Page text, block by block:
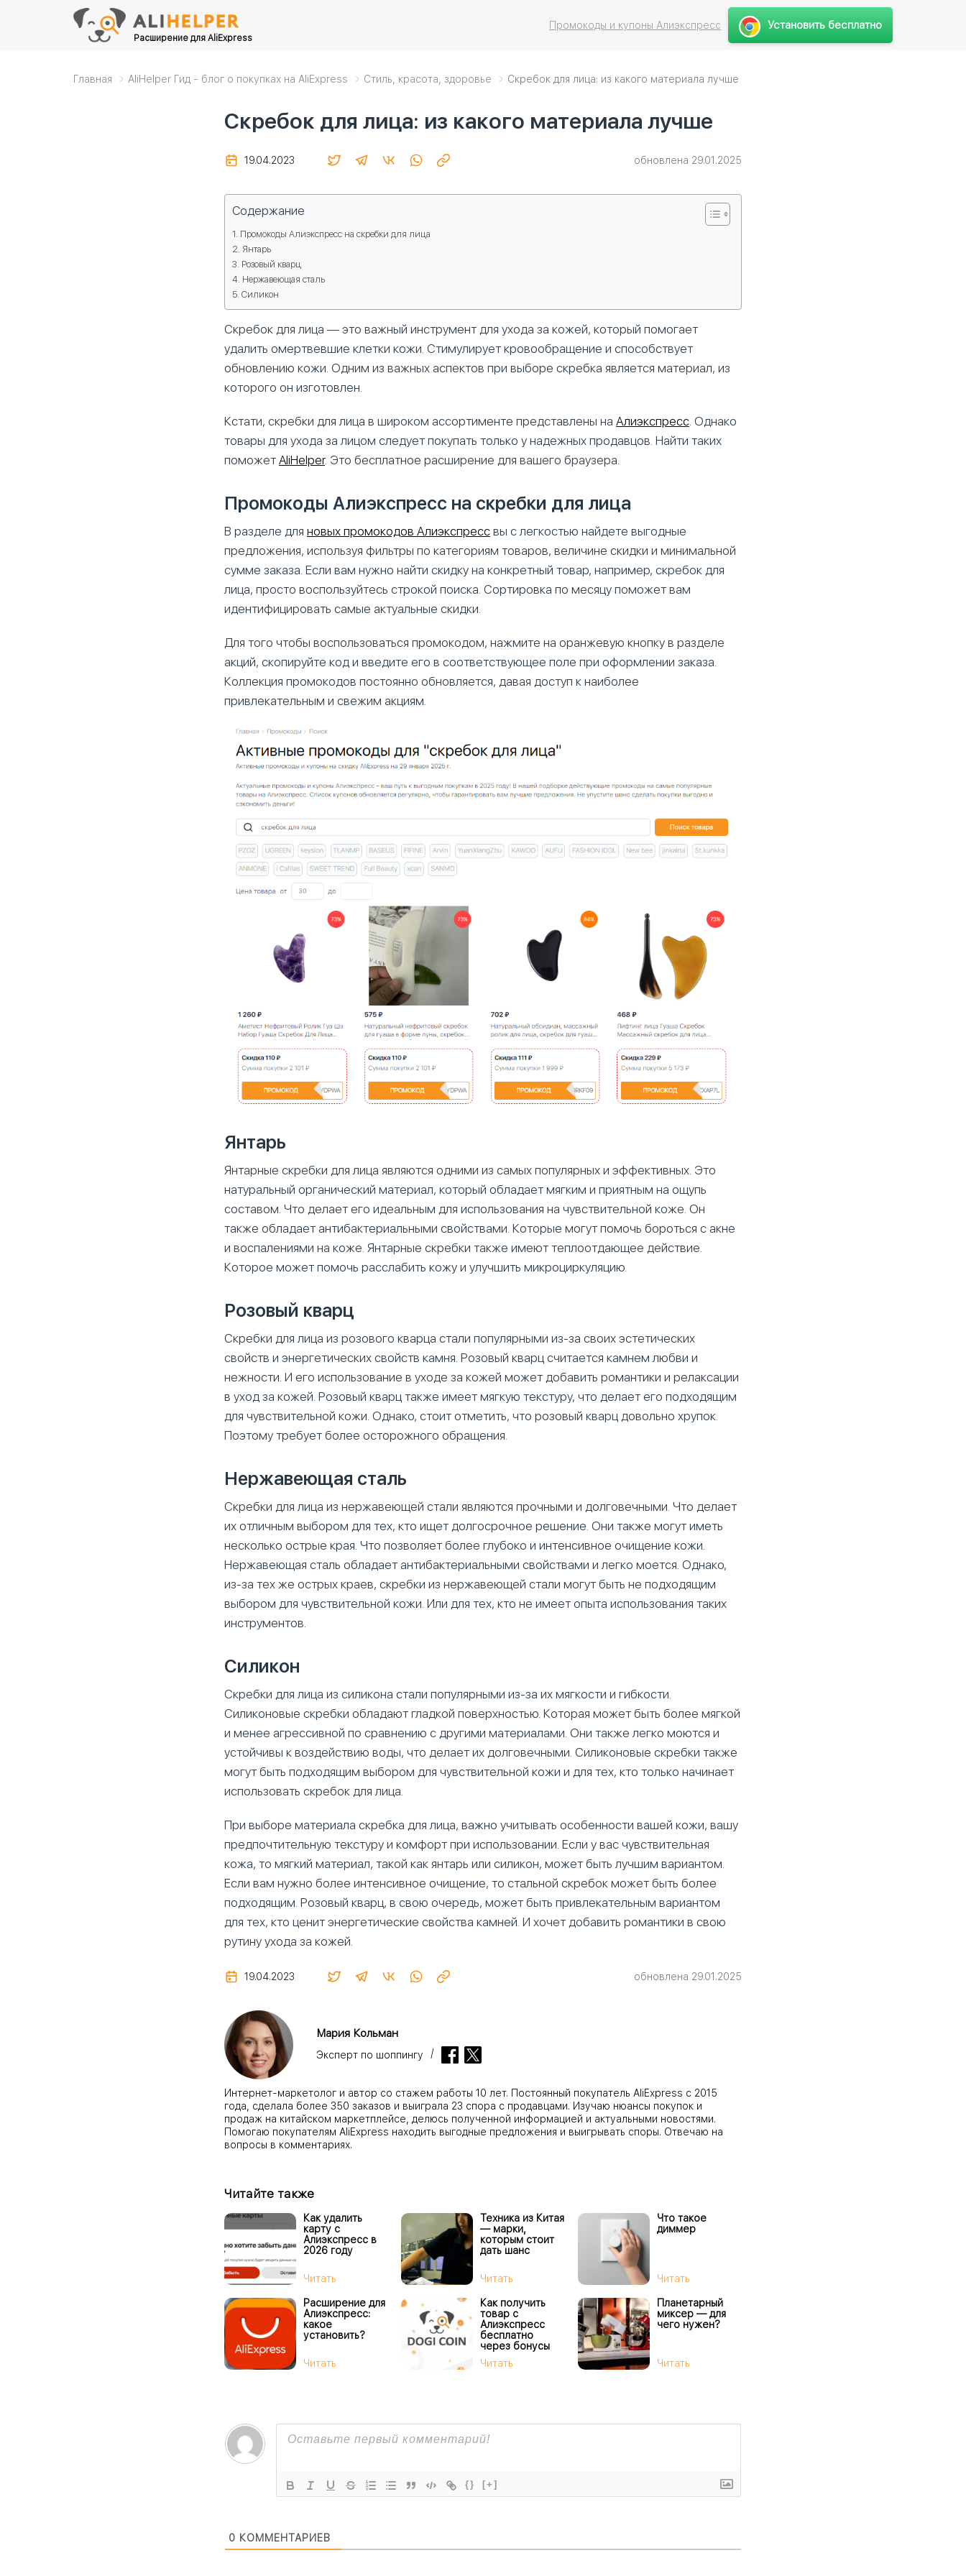
Расширение для AliExpress
Промокоды и купоны Алиэкспресс Установить бесплатно
Главная AliHelper Гид - блог о покупках на AliExpress Стиль, красота, здоровье Скребок для лица: из какого материала лучше
Скребок для лица: из какого материала лучше
19.04.2023 обновлена 29.01.2025
Содержание
Промокоды Алиэкспресс на скребки для лица
Янтарь
Розовый кварц
Нержавеющая сталь
Силикон
Скребок для лица — это важный инструмент для ухода за кожей, который помогает
удалить омертвевшие клетки кожи. Стимулирует кровообращение и способствует
обновлению кожи. Одним из важных аспектов при выборе скребка является материал, из
которого он изготовлен.
Кстати, скребки для лица в широком ассортименте представлены на Алиэкспресс . Однако
товары для ухода за лицом следует покупать только у надежных продавцов. Найти таких
поможет AliHelper. Это бесплатное расширение для вашего браузера.
Промокоды Алиэкспресс на скребки для лица
В разделе для новых промокодов Алиэкспресс вы с легкостью найдете выгодные
предложения, используя фильтры по категориям товаров, величине скидки и минимальной
сумме заказа. Если вам нужно найти скидку на конкретный товар, например, скребок для
лица, просто воспользуйтесь строкой поиска. Сортировка по месяцу поможет вам
идентифицировать самые актуальные скидки.
Для того чтобы воспользоваться промокодом, нажмите на оранжевую кнопку в разделе
акций, скопируйте код и введите его в соответствующее поле при оформлении заказа.
Коллекция промокодов постоянно обновляется, давая доступ к наиболее
привлекательным и свежим акциям.
Янтарь
Янтарные скребки для лица являются одними из самых популярных и эффективных. Это
натуральный органический материал, который обладает мягким и приятным на ощупь
составом. Что делает его идеальным для использования на чувствительной коже. Он
также обладает антибактериальными свойствами. Которые могут помочь бороться с акне
и воспалениями на коже. Янтарные скребки также имеют теплоотдающее действие.
Которое может помочь расслабить кожу и улучшить микроциркуляцию.
Розовый кварц
Скребки для лица из розового кварца стали популярными из-за своих эстетических
свойств и энергетических свойств камня. Розовый кварц считается камнем любви и
нежности. И его использование в уходе за кожей может добавить романтики и релаксации
в уход за кожей. Розовый кварц также имеет мягкую текстуру, что делает его подходящим
для чувствительной кожи. Однако, стоит отметить, что розовый кварц довольно хрупок.
Поэтому требует более осторожного обращения.
Нержавеющая сталь
Скребки для лица из нержавеющей стали являются прочными и долговечными. Что делает
их отличным выбором для тех, кто ищет долгосрочное решение. Они также могут иметь
несколько острые края. Что позволяет более глубоко и интенсивное очищение кожи.
Нержавеющая сталь обладает антибактериальными свойствами и легко моется. Однако,
из-за тех же острых краев, скребки из нержавеющей стали могут быть не подходящим
выбором для чувствительной кожи. Или для тех, кто не имеет опыта использования таких
инструментов.
Силикон
Скребки для лица из силикона стали популярными из-за их мягкости и гибкости.
Силиконовые скребки обладают гладкой поверхностью. Которая может быть более мягкой
и менее агрессивной по сравнению с другими материалами. Они также легко моются и
устойчивы к воздействию воды, что делает их долговечными. Силиконовые скребки также
могут быть подходящим выбором для чувствительной кожи и для тех, кто только начинает
использовать скребок для лица.
При выборе материала скребка для лица, важно учитывать особенности вашей кожи, вашу
предпочтительную текстуру и комфорт при использовании. Если у вас чувствительная
кожа, то мягкий материал, такой как янтарь или силикон, может быть лучшим вариантом.
Если вам нужно более интенсивное очищение, то стальной скребок может быть более
подходящим. Розовый кварц, в свою очередь, может быть привлекательным вариантом
для тех, кто ценит энергетические свойства камней. И хочет добавить романтики в свою
рутину ухода за кожей.
19.04.2023 обновлена 29.01.2025
Мария Кольман
Эксперт по шоппингу
Интернет-маркетолог и автор со стажем работы 10 лет. Постоянный покупатель AliExpress с 2015
года, сделала более 350 заказов и выиграла 23 спора с продавцами. Изучаю нюансы покупок и
продаж на китайском маркетплейсе, делюсь полученной информацией и актуальными новостями.
Помогаю покупателям AliExpress находить выгодные предложения и выигрывать споры. Отвечаю на
вопросы в комментариях.
Читайте также
Как удалить
карту c
Алиэкспресс в
2026 году
Читать
Техника из Китая
— марки,
которым стоит
дать шанс
Читать
Что такое
диммер
Читать
Расширение для
Алиэкспресс:
какое
установить?
Читать
Как получить
товар с
Алиэкспресс
бесплатно
через бонусы
AliHelper DOGI
Читать
Планетарный
миксер — для
чего нужен?
Читать
{} [+]
0 КОММЕНТАРИЕВ